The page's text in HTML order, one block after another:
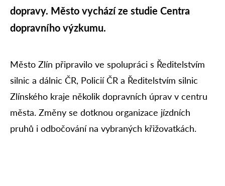
dopravy. Město vychází ze studie Centra
dopravního výzkumu.
Město Zlín připravilo ve spolupráci s Ředitelstvím
silnic a dálnic ČR, Policií ČR a Ředitelstvím silnic
Zlínského kraje několik dopravních úprav v centru
města. Změny se dotknou organizace jízdních
pruhů i odbočování na vybraných křižovatkách.